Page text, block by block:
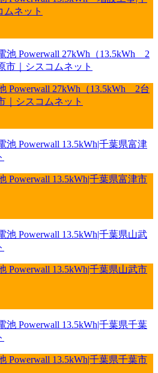
ムネット
Powerwall 27kWh（13.5kWh 2台
｜シスコムネット
Powerwall 13.5kWh|千葉県富津市
Powerwall 13.5kWh|千葉県山武市
Powerwall 13.5kWh|千葉県千葉市